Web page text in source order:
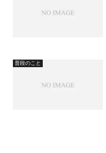
普段のこと